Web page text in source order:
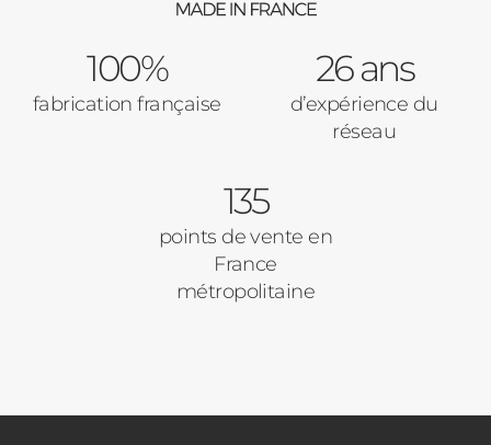
Baies Vitrées
Volets Roulants
Pergolas
Pavillon
100%
fabrication française
26 ans
d’expérience du
réseau
135
points de vente en
France
métropolitaine